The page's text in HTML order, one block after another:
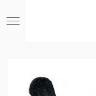
direct